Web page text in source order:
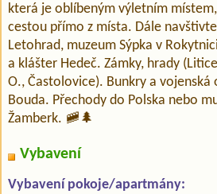
která je oblíbeným výletním
cestou přímo z místa. Dále
Letohrad, muzeum Sýpka v
a klášter Hedeč. Zámky, hrady
O., Častolovice). Bunkry a vojenská
Bouda. Přechody do Polska nebo
Žamberk. 🚞🌲
Vybavení
Vybavení pokoje/apartmány: